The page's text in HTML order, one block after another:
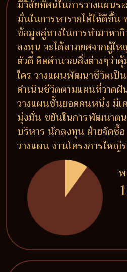
มีวิสัยทัศน์ในการวางแผนร
มั่นในการหารายได้ให้ดีขึ้น
ข้อมูลลู่ทางในการทำมาหา
ลงทุน จะได้ลาภยศจากผู้ใ
ตัวดี คิดคำนวณสิ่งต่างๆว่า
ใคร วางแผนพัฒนาชีวิตเป็
ดำเนินชีวิตตามแผนที่วาดฝั
วางแผนชั้นยอดคนหนึ่ง มีเ
มุ่งมั่น ขยันในการพัฒนาตน
บริหาร นักลงทุน ฝ่ายจัดซื้อ
วางแผน งานโครงการใหญ่